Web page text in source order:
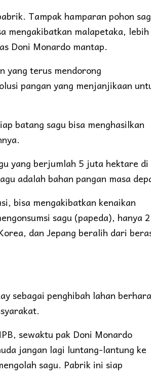
Tampak hamparan pohon
mengakibatkan malapetaka, lebih
Doni Monardo mantap.
yang terus mendorong
pangan yang menjanjikaan
batang sagu bisa menghasilkan
yang berjumlah 5 juta hektare di
adalah bahan pangan masa
bisa mengakibatkan kenaikan
sagu (papeda), hanya
dan Jepang beralih dari
sebagai penghibah lahan
sewaktu pak Doni Monardo
jangan lagi luntang-lantung ke
sagu. Pabrik ini siap